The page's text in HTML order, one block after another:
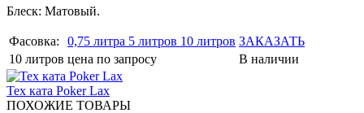
Блеск: Матовый.
Фасовка: 0,75 литра 5 литров 10 литров ЗАКАЗАТЬ
10 литров цена по запросу В наличии
Тех ката Poker Lax
ПОХОЖИЕ ТОВАРЫ